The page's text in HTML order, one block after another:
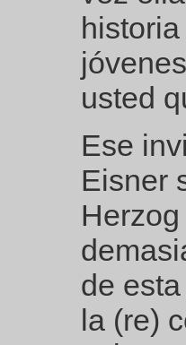
usted
Ese
Eisner
de
la (re)